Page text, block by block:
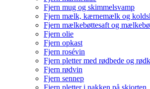
Fjern mug og skimmelsvamp
Fjern mælk, kærnemælk og
Fjern mælkebøttesaft og
Fjern olie
Fjern opkast
Fjern rosévin
Fjern pletter med rødbede og
Fjern rødvin
Fjern sennep
Fjern pletter i nakken på skjorten